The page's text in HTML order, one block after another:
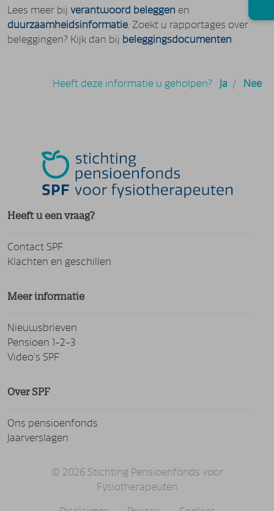
Lees meer bij verantwoord beleggen en
duurzaamheidsinformatie. Zoekt u rapportages over
beleggingen? Kijk dan bij beleggingsdocumenten.
Heeft deze informatie u geholpen? Ja / Nee
Heeft u een vraag?
Contact SPF
Klachten en geschillen
Meer informatie
Nieuwsbrieven
Pensioen 1-2-3
Video's SPF
Over SPF
Ons pensioenfonds
Jaarverslagen
© 2026 Stichting Pensioenfonds voor
Fysiotherapeuten